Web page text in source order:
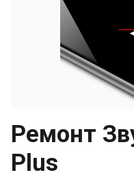
Ремонт
Plus